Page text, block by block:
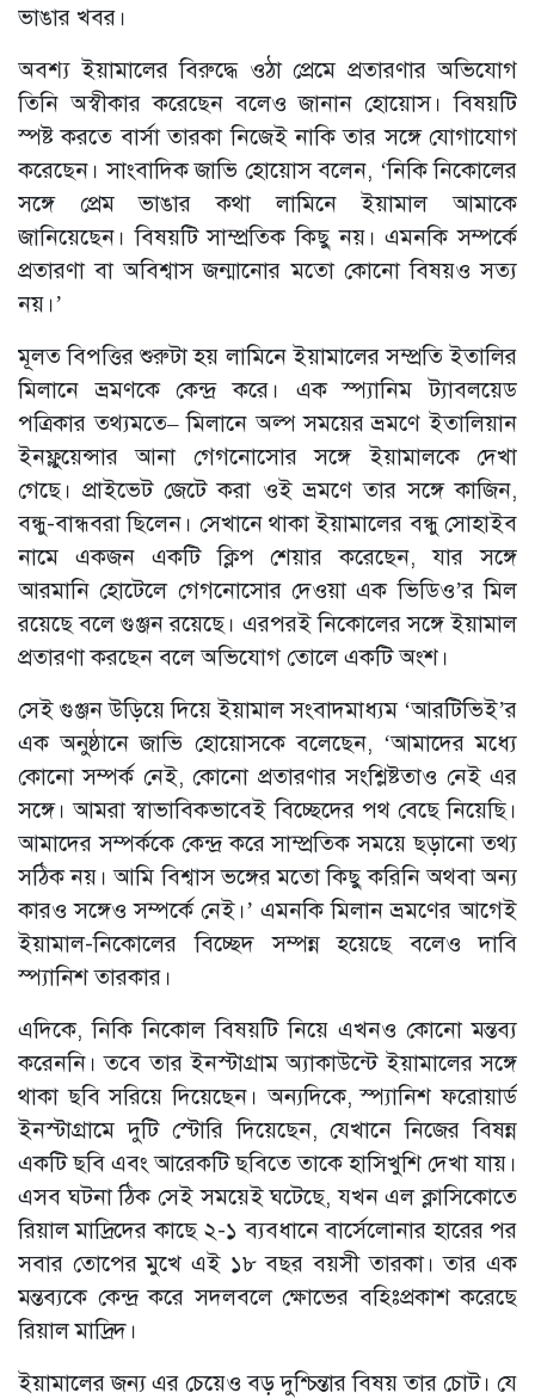
ভাঙার খবর।
অবশ্য ইয়ামালের বিরুদ্ধে ওঠা প্রেমে প্রতারণার অভিযোগ
তিনি অস্বীকার করেছেন বলেও জানান হোয়োস। বিষয়টি
স্পষ্ট করতে বার্সা তারকা নিজেই নাকি তার সঙ্গে যোগাযোগ
করেছেন। সাংবাদিক জাভি হোয়োস বলেন, ‘নিকি নিকোলের
সঙ্গে প্রেম ভাঙার কথা লামিনে ইয়ামাল আমাকে
জানিয়েছেন। বিষয়টি সাম্প্রতিক কিছু নয়। এমনকি সম্পর্কে
প্রতারণা বা অবিশ্বাস জন্মানোর মতো কোনো বিষয়ও সত্য
নয়।’
মূলত বিপত্তির শুরুটা হয় লামিনে ইয়ামালের সম্প্রতি ইতালির
মিলানে ভ্রমণকে কেন্দ্র করে। এক স্প্যানিম ট্যাবলয়েড
পত্রিকার তথ্যমতে– মিলানে অল্প সময়ের ভ্রমণে ইতালিয়ান
ইনফ্লুয়েন্সার আনা গেগনোসোর সঙ্গে ইয়ামালকে দেখা
গেছে। প্রাইভেট জেটে করা ওই ভ্রমণে তার সঙ্গে কাজিন,
বন্ধু-বান্ধবরা ছিলেন। সেখানে থাকা ইয়ামালের বন্ধু সোহাইব
নামে একজন একটি ক্লিপ শেয়ার করেছেন, যার সঙ্গে
আরমানি হোটেলে গেগনোসোর দেওয়া এক ভিডিও’র মিল
রয়েছে বলে গুঞ্জন রয়েছে। এরপরই নিকোলের সঙ্গে ইয়ামাল
প্রতারণা করছেন বলে অভিযোগ তোলে একটি অংশ।
সেই গুঞ্জন উড়িয়ে দিয়ে ইয়ামাল সংবাদমাধ্যম ‘আরটিভিই’র
এক অনুষ্ঠানে জাভি হোয়োসকে বলেছেন, ‘আমাদের মধ্যে
কোনো সম্পর্ক নেই, কোনো প্রতারণার সংশ্লিষ্টতাও নেই এর
সঙ্গে। আমরা স্বাভাবিকভাবেই বিচ্ছেদের পথ বেছে নিয়েছি।
আমাদের সম্পর্ককে কেন্দ্র করে সাম্প্রতিক সময়ে ছড়ানো তথ্য
সঠিক নয়। আমি বিশ্বাস ভঙ্গের মতো কিছু করিনি অথবা অন্য
কারও সঙ্গেও সম্পর্কে নেই।’ এমনকি মিলান ভ্রমণের আগেই
ইয়ামাল-নিকোলের বিচ্ছেদ সম্পন্ন হয়েছে বলেও দাবি
স্প্যানিশ তারকার।
এদিকে, নিকি নিকোল বিষয়টি নিয়ে এখনও কোনো মন্তব্য
করেননি। তবে তার ইনস্টাগ্রাম অ্যাকাউন্টে ইয়ামালের সঙ্গে
থাকা ছবি সরিয়ে দিয়েছেন। অন্যদিকে, স্প্যানিশ ফরোয়ার্ড
ইনস্টাগ্রামে দুটি স্টোরি দিয়েছেন, যেখানে নিজের বিষন্ন
একটি ছবি এবং আরেকটি ছবিতে তাকে হাসিখুশি দেখা যায়।
এসব ঘটনা ঠিক সেই সময়েই ঘটেছে, যখন এল ক্লাসিকোতে
রিয়াল মাদ্রিদের কাছে ২-১ ব্যবধানে বার্সেলোনার হারের পর
সবার তোপের মুখে এই ১৮ বছর বয়সী তারকা। তার এক
মন্তব্যকে কেন্দ্র করে সদলবলে ক্ষোভের বহিঃপ্রকাশ করেছে
রিয়াল মাদ্রিদ।
ইয়ামালের জন্য এর চেয়েও বড় দুশ্চিন্তার বিষয় তার চোট। যে